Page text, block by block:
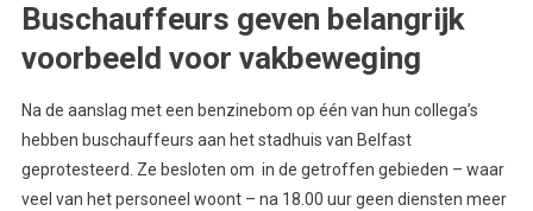
Buschauffeurs geven belangrijk
voorbeeld voor vakbeweging
Na de aanslag met een benzinebom op één van hun collega’s
hebben buschauffeurs aan het stadhuis van Belfast
geprotesteerd. Ze besloten om in de getroffen gebieden – waar
veel van het personeel woont – na 18.00 uur geen diensten meer